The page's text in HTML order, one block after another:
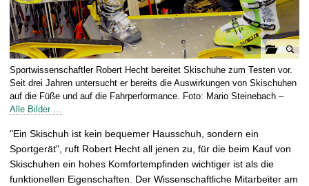
a
l
e
ö
Sportwissenschaftler Robert Hecht bereitet Skischuhe zum Testen vor.
Seit drei Jahren untersucht er bereits die Auswirkungen von Skischuhen
auf die Füße und auf die Fahrperformance. Foto: Mario Steinebach –
Alle Bilder …
"Ein Skischuh ist kein bequemer Hausschuh, sondern ein
Sportgerät", ruft Robert Hecht all jenen zu, für die beim Kauf von
Skischuhen ein hohes Komfortempfinden wichtiger ist als die
funktionellen Eigenschaften. Der Wissenschaftliche Mitarbeiter am